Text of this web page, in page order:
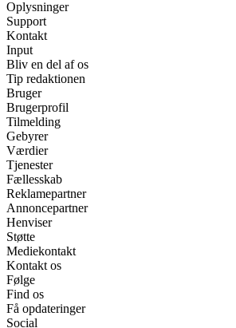
Oplysninger
Support
Kontakt
Input
Bliv en del af os
Tip redaktionen
Bruger
Brugerprofil
Tilmelding
Gebyrer
Værdier
Tjenester
Fællesskab
Reklamepartner
Annoncepartner
Henviser
Støtte
Mediekontakt
Kontakt os
Følge
Find os
Få opdateringer
Social